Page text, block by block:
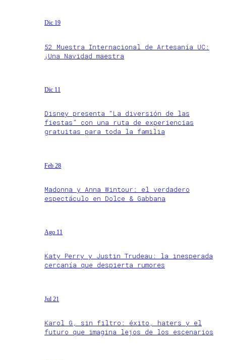
Dic 19
52 Muestra Internacional de Artesanía UC:
¡Una Navidad maestra
Dic 11
Disney presenta “La diversión de las
fiestas” con una ruta de experiencias
gratuitas para toda la familia
Feb 28
Madonna y Anna Wintour: el verdadero
espectáculo en Dolce & Gabbana
Ago 11
Katy Perry y Justin Trudeau: la inesperada
cercanía que despierta rumores
Jul 21
Karol G, sin filtro: éxito, haters y el
futuro que imagina lejos de los escenarios